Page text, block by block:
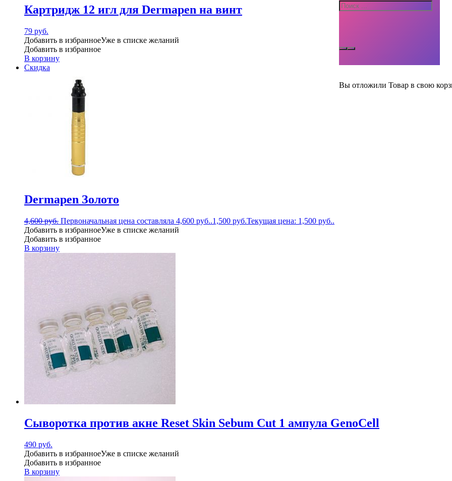
Вы отложили Товар в свою
Картридж 12 игл для Dermapen на винт
79 руб.
Добавить в избранноеУже в списке желаний
Добавить в избранное
В корзину
Скидка
Dermapen Золото
4,600руб. Первоначальная цена составляла 4,600 руб..1,500 руб.Текущая цена: 1,500 руб..
Добавить в избранноеУже в списке желаний
Добавить в избранное
В корзину
Сыворотка против акне Reset Skin Sebum Cut 1 ампула GenoCell
490 руб.
Добавить в избранноеУже в списке желаний
Добавить в избранное
В корзину